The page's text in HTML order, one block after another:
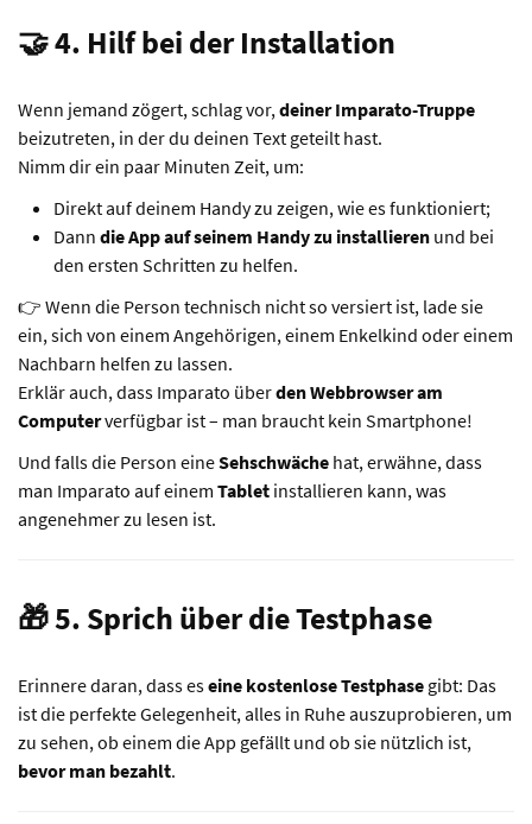
🤝 4. Hilf bei der Installation
Wenn jemand zögert, schlag vor,deiner Imparato-Truppe
beizutreten, in der du deinen Text geteilt hast.
Nimm dir ein paar Minuten Zeit, um:
Direkt auf deinem Handy zu zeigen, wie es funktioniert;
Dann die App auf seinem Handy zu installieren und bei
den ersten Schritten zu helfen.
👉 Wenn die Person technisch nicht so versiert ist, lade sie
ein, sich von einem Angehörigen, einem Enkelkind oder einem
Nachbarn helfen zu lassen.
Erklär auch, dass Imparato überden Webbrowser am
Computerverfügbar ist – man braucht kein Smartphone!
Und falls die Person eineSehschwäche hat, erwähne, dass
man Imparato auf einem Tablet installieren kann, was
angenehmer zu lesen ist.
🎁 5. Sprich über die Testphase
Erinnere daran, dass eseine kostenlose Testphase gibt: Das
ist die perfekte Gelegenheit, alles in Ruhe auszuprobieren, um
zu sehen, ob einem die App gefällt und ob sie nützlich ist,
bevor man bezahlt.